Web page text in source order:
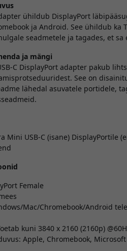
ühildub DisplayPort
ja Android. See ühildub
seadmetele ja tagades, et
ja mängi
C DisplayPort adapter pakub
See on
lähedal asuvatele portidele,
Mini USB-C (isane) DisplayPortile
Female
Mac/Chromebook/Android
kuni 3840 x 2160 (2160p)
Apple, Chromebook, Microsoft